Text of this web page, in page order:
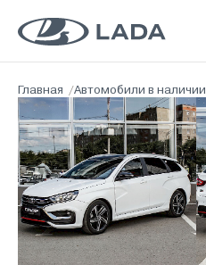
Главная /Автомобили в наличии